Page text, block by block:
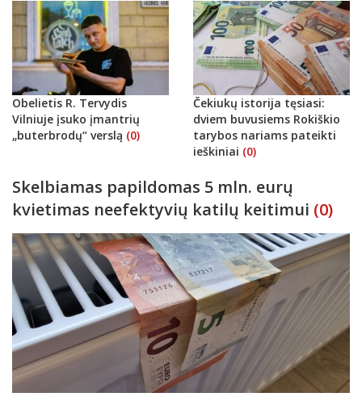
Obelietis R. Tervydis
Vilniuje įsuko įmantrių
„buterbrodų“ verslą (0)
Čekiukų istorija tęsiasi:
dviem buvusiems Rokiškio
tarybos nariams pateikti
ieškiniai (0)
Skelbiamas papildomas 5 mln. eurų
kvietimas neefektyvių katilų keitimui (0)